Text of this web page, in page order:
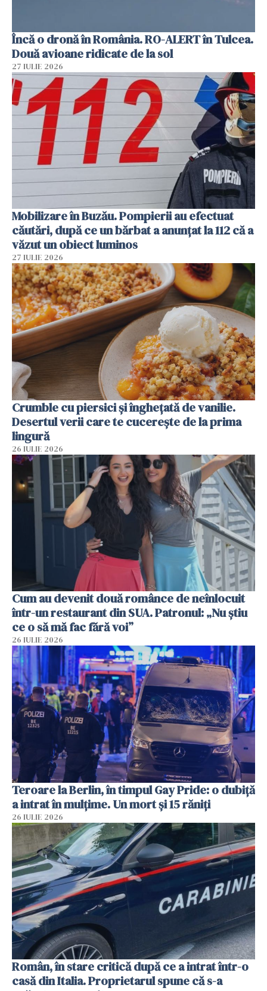
Încă o dronă în România. RO-ALERT în Tulcea.
Două avioane ridicate de la sol
27 IULIE 2026
Mobilizare în Buzău. Pompierii au efectuat
căutări, după ce un bărbat a anunțat la 112 că a
văzut un obiect luminos
27 IULIE 2026
Crumble cu piersici și înghețată de vanilie.
Desertul verii care te cucerește de la prima
lingură
26 IULIE 2026
Cum au devenit două românce de neînlocuit
într-un restaurant din SUA. Patronul: „Nu știu
ce o să mă fac fără voi”
26 IULIE 2026
Teroare la Berlin, în timpul Gay Pride: o dubiță
a intrat în mulțime. Un mort și 15 răniți
26 IULIE 2026
Român, în stare critică după ce a intrat într-o
casă din Italia. Proprietarul spune că s-a